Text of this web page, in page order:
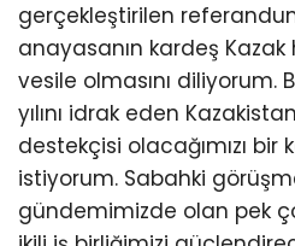
gerçekleştirilen
anayasanın kardeş Kazak
vesile olmasını diliyorum.
yılını idrak eden
destekçisi olacağımızı
istiyorum. Sabahki
gündemimizde olan pek